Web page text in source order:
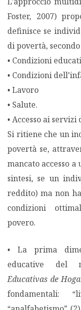
Foster, 2007)
definisce se
di povertà,
• Condizioni
• Condizioni
• Lavoro
• Salute.
• Accesso ai servizi
Si ritiene che un
povertà se,
mancato accesso
sintesi, se un
reddito) ma non
condizioni
povero.
• La prima
educative del
Educativas de
fondamentali: